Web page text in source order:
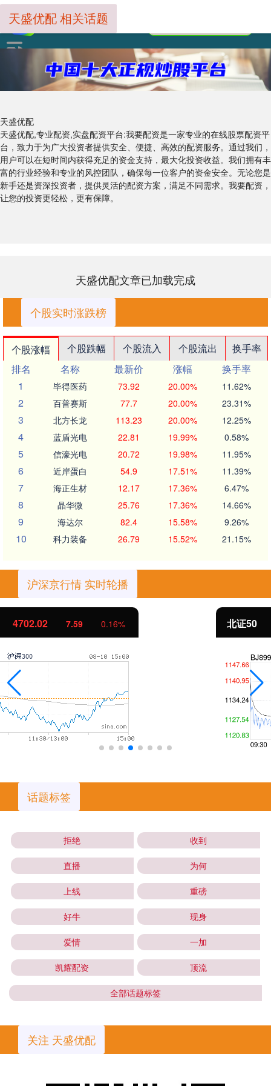
天盛优配
天盛优配,专业配资,实盘配资平台:我要配资是一家专业的在线股票配资平
台，致力于为广大投资者提供安全、便捷、高效的配资服务。通过我们，
用户可以在短时间内获得充足的资金支持，最大化投资收益。我们拥有丰
富的行业经验和专业的风控团队，确保每一位客户的资金安全。无论您是
新手还是资深投资者，提供灵活的配资方案，满足不同需求。我要配资，
让您的投资更轻松，更有保障。
天盛优配 相关话题
天盛优配文章已加载完成
个股实时涨跌榜
个股涨幅 个股跌幅 个股流入 个股流出
换手率
排名
名称 最新价 涨幅
换手率
1
毕得医药 73.92 20.00% 11.62%
2 百普赛斯 77.7 20.00% 23.31%
3 北方长龙 113.23 20.00% 12.25%
4 蓝盾光电 22.81 19.99% 0.58%
5 信濠光电 20.72 19.98% 11.95%
6 近岸蛋白 54.9 17.51% 11.39%
7 海正生材 12.17 17.36% 6.47%
8 晶华微 25.76 17.36% 14.66%
9 海达尔 82.4 15.58% 9.26%
10 科力装备 26.79 15.52% 21.15%
沪深京行情 实时轮播
北证50 1122.88
话题标签
拒绝 收到
直播 为何
上线 重磅
好牛 现身
爱情 一加
凯耀配资 顶流
全部话题标签
关注 天盛优配